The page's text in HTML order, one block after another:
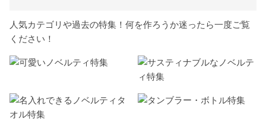
人気カテゴリや過去の特集！何を作ろうか迷ったら一度ご覧
ください！